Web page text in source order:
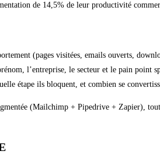
de 14,5% de leur productivité
(pages visitées, emails ouverts,
l’entreprise, le secteur et le pain point
étape ils bloquent, et combien se
(Mailchimp + Pipedrive + Zapier),